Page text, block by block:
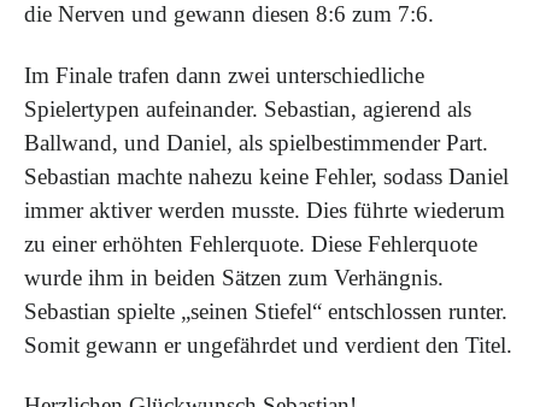
die Nerven und gewann diesen 8:6 zum 7:6.
Im Finale trafen dann zwei unterschiedliche
Spielertypen aufeinander. Sebastian, agierend als
Ballwand, und Daniel, als spielbestimmender Part.
Sebastian machte nahezu keine Fehler, sodass Daniel
immer aktiver werden musste. Dies führte wiederum
zu einer erhöhten Fehlerquote. Diese Fehlerquote
wurde ihm in beiden Sätzen zum Verhängnis.
Sebastian spielte „seinen Stiefel“ entschlossen runter.
Somit gewann er ungefährdet und verdient den Titel.